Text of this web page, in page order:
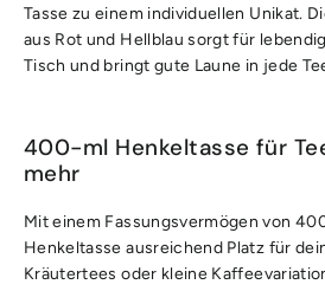
Tasse zu einem individuellen Unikat.
aus Rot und Hellblau sorgt für
Tisch und bringt gute Laune in jede
400-ml Henkeltasse für
mehr
Mit einem Fassungsvermögen von
Henkeltasse ausreichend Platz für
Kräutertees oder kleine